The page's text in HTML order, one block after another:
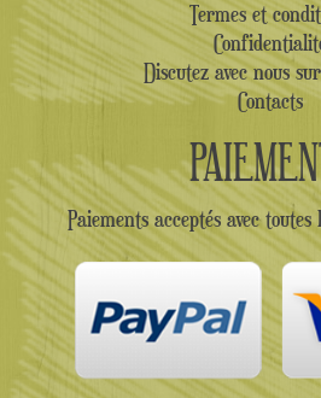
Termes et
Discutez avec nous
Contacts
Paiements acceptés avec